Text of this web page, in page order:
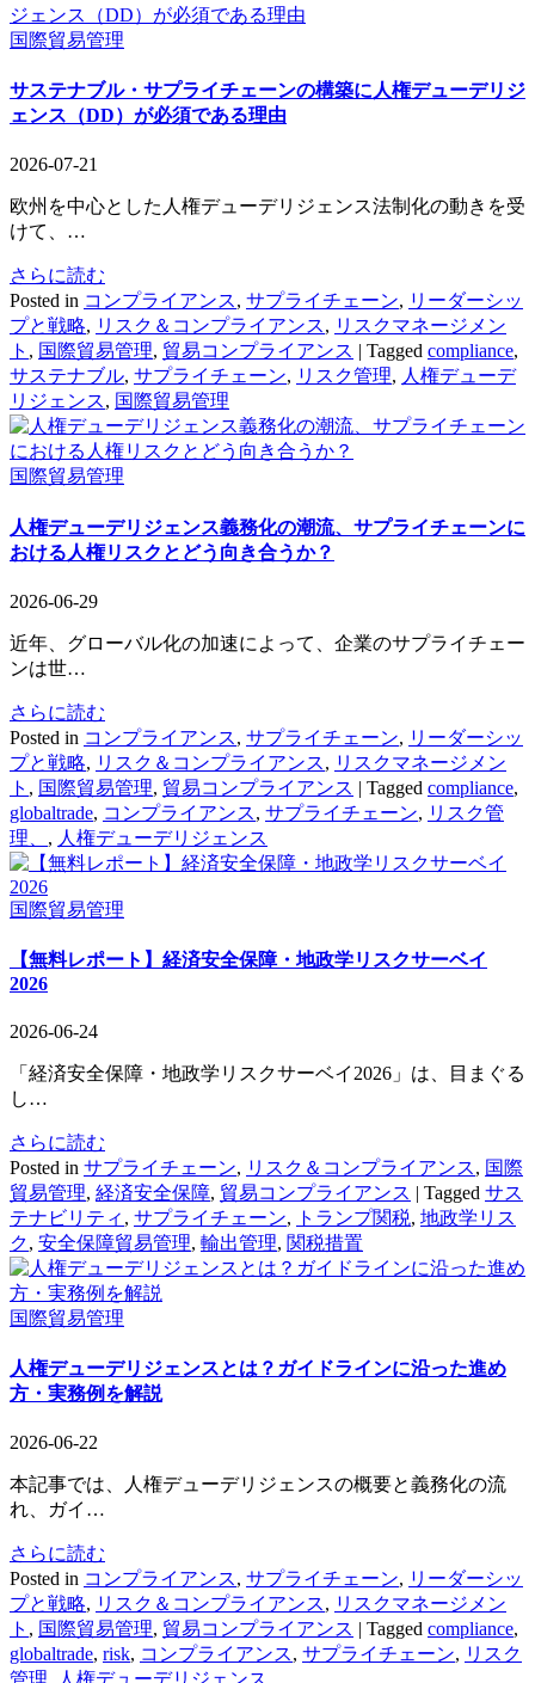
国際貿易管理
サステナブル・サプライチェーンの構築に人権デューデリジ
ェンス（DD）が必須である理由
2026-07-21
欧州を中心とした人権デューデリジェンス法制化の動きを受
けて、…
さらに読む
Posted in コンプライアンス, サプライチェーン, リーダーシッ
プと戦略, リスク＆コンプライアンス, リスクマネージメン
ト , 国際貿易管理, 貿易コンプライアンス Tagged compliance,
サステナブル, サプライチェーン, リスク管理, 人権デューデ
リジェンス, 国際貿易管理
国際貿易管理
人権デューデリジェンス義務化の潮流、サプライチェーンに
おける人権リスクとどう向き合うか？
2026-06-29
近年、グローバル化の加速によって、企業のサプライチェー
ンは世…
さらに読む
Posted in コンプライアンス, サプライチェーン, リーダーシッ
プと戦略, リスク＆コンプライアンス, リスクマネージメン
ト , 国際貿易管理, 貿易コンプライアンス | Tagged compliance,
globaltrade, コンプライアンス, サプライチェーン, リスク管
理、 , 人権デューデリジェンス
国際貿易管理
【無料レポート】経済安全保障・地政学リスクサーベイ
2026
2026-06-24
「経済安全保障・地政学リスクサーベイ2026」は、目まぐる
し…
さらに読む
Posted in サプライチェーン, リスク＆コンプライアンス, 国際
貿易管理, 経済安全保障, 貿易コンプライアンス | Tagged サス
テナビリティ , サプライチェーン, トランプ関税, 地政学リス
ク, 安全保障貿易管理, 輸出管理, 関税措置
国際貿易管理
人権デューデリジェンスとは？ガイドラインに沿った進め
方・実務例を解説
2026-06-22
本記事では、人権デューデリジェンスの概要と義務化の流
れ、ガイ…
さらに読む
Posted in コンプライアンス, サプライチェーン, リーダーシッ
プと戦略, リスク＆コンプライアンス, リスクマネージメン
ト , 国際貿易管理, 貿易コンプライアンス | Tagged compliance,
globaltrade, risk, コンプライアンス, サプライチェーン, リスク
管理
人権デューデリジェンス